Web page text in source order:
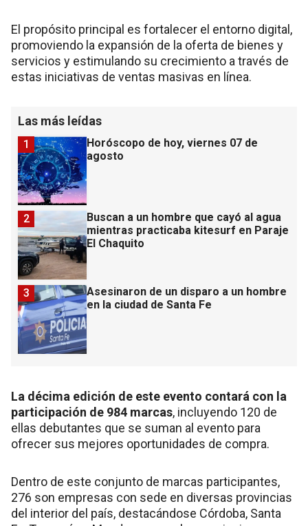
El propósito principal es fortalecer el entorno digital,
promoviendo la expansión de la oferta de bienes y
servicios y estimulando su crecimiento a través de
estas iniciativas de ventas masivas en línea.
Las más leídas
Horóscopo de hoy, viernes 07 de
agosto
1
Buscan a un hombre que cayó al agua
mientras practicaba kitesurf en Paraje
El Chaquito
2
Asesinaron de un disparo a un hombre
en la ciudad de Santa Fe
3
La décima edición de este evento contará con la
participación de 984 marcas, incluyendo 120 de
ellas debutantes que se suman al evento para
ofrecer sus mejores oportunidades de compra.
Dentro de este conjunto de marcas participantes,
276 son empresas con sede en diversas provincias
del interior del país, destacándose Córdoba, Santa